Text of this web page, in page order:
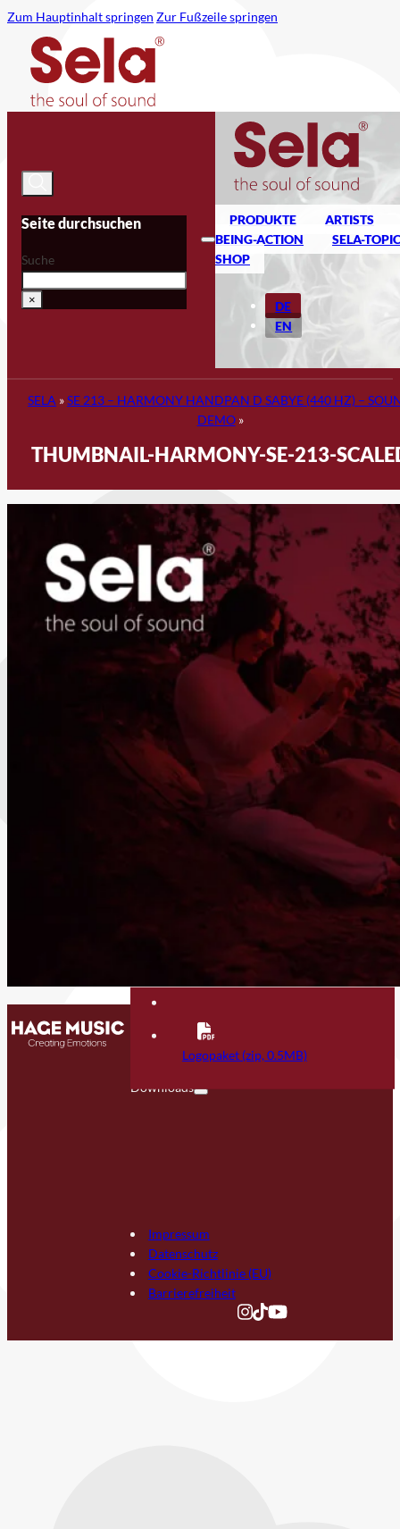
Zum Hauptinhalt springen Zur Fußzeile springen
Seite durchsuchen
Suche
×
PRODUKTE
ARTISTS
BEING-ACTION
SELA-
SHOP
DE
EN
SELA »SE 213 – HARMONY HANDPAN D SABYE (440 HZ) –
DEMO»
THUMBNAIL-HARMONY-SE-213-
Downloads
Logopaket (zip, 0.5MB)
Impressum
Datenschutz
Cookie-Richtlinie (EU)
Barrierefreiheit